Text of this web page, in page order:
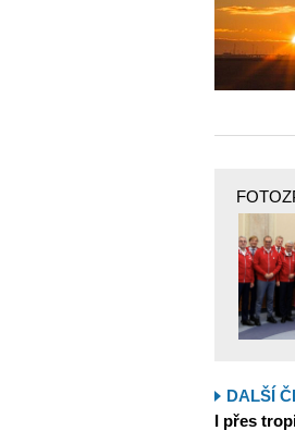
DALŠÍ
I přes